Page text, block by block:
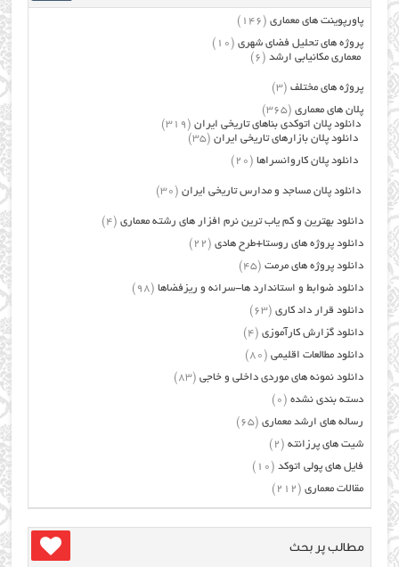
پاورپوینت های معماری (146)
پروژه های تحلیل فضای شهری (10)
معماری مکانیابی ارشد (6)
پروژه های مختلف (3)
پلان های معماری (365)
دانلود پلان اتوکدی بناهای تاریخی ایران (319)
دانلود پلان بازارهای تاریخی ایران (35)
دانلود پلان کاروانسراها (20)
دانلود پلان مساجد و مدارس تاریخی ایران (30)
دانلود بهترین و کم یاب ترین نرم افزار های رشته معماری (4)
دانلود پروژه های روستا+طرح هادی (22)
دانلود پروژه های مرمت (45)
دانلود ضوابط و استاندارد ها-سرانه و ریزفضاها (98)
دانلود قرار داد کاری (63)
دانلود گزارش کارآموزی (4)
دانلود مطالعات اقلیمی (80)
دانلود نمونه های موردی داخلی و خاجی (83)
دسته بندی نشده (0)
رساله های ارشد معماری (65)
شیت های پرزانته (2)
فایل های پولی اتوکد (10)
مقالات معماری (212)
مطالب پر بحث